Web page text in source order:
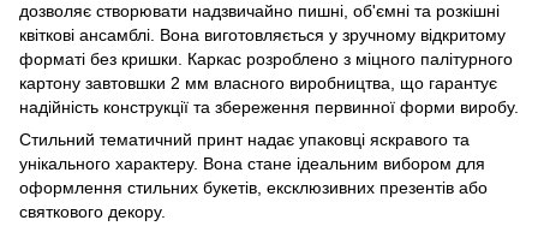
дозволяє створювати надзвичайно пишні, об'ємні та розкішні
квіткові ансамблі. Вона виготовляється у зручному відкритому
форматі без кришки. Каркас розроблено з міцного палітурного
картону завтовшки 2 мм власного виробництва, що гарантує
надійність конструкції та збереження первинної форми виробу.
Стильний тематичний принт надає упаковці яскравого та
унікального характеру. Вона стане ідеальним вибором для
оформлення стильних букетів, ексклюзивних презентів або
святкового декору.